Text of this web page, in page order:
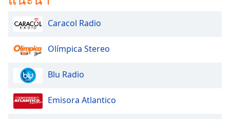
Caracol Radio
Olímpica Stereo
Blu Radio
Emisora Atlantico